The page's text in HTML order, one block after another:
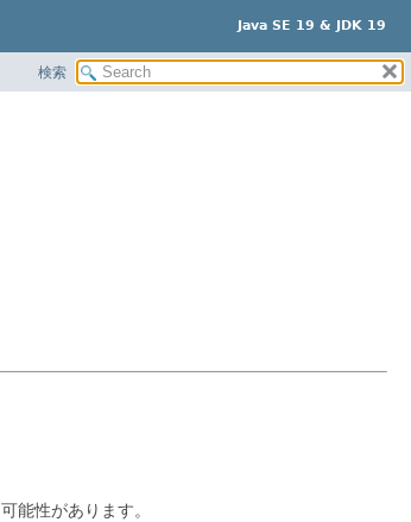
Java SE 19 & JDK 19
検索
能性があります。